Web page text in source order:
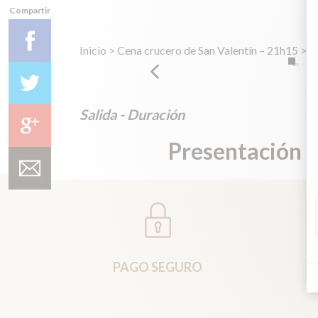
Compartir
Inicio > Cena crucero de San Valentín – 21h15 >
Salida - Duración
Presentación
PAGO SEGURO